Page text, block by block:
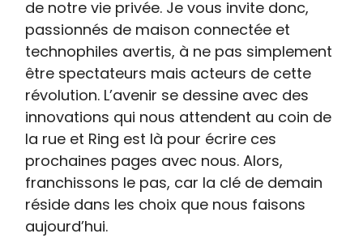
de notre vie privée. Je vous invite donc,
passionnés de maison connectée et
technophiles avertis, à ne pas simplement
être spectateurs mais acteurs de cette
révolution. L’avenir se dessine avec des
innovations qui nous attendent au coin de
la rue et Ring est là pour écrire ces
prochaines pages avec nous. Alors,
franchissons le pas, car la clé de demain
réside dans les choix que nous faisons
aujourd’hui.